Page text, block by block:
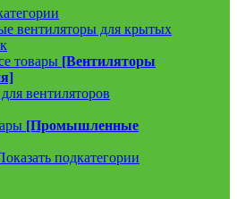
вентиляторы для крытых
товары [Вентиляторы
вентиляторов
[Промышленные
подкатегории